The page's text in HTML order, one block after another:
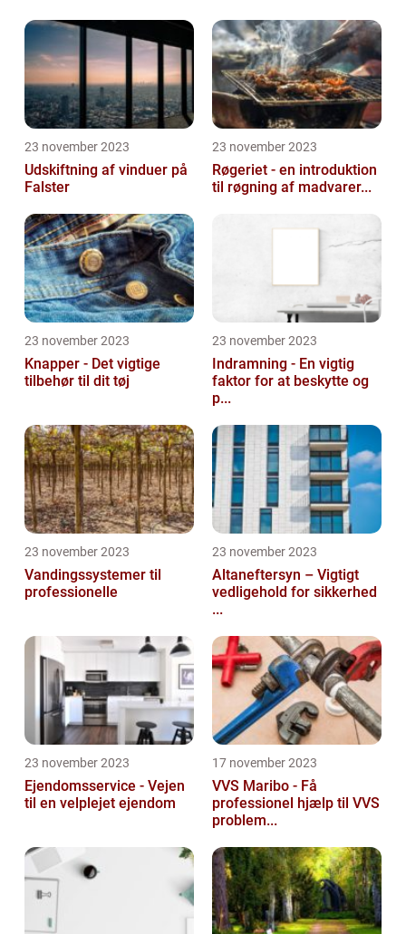
23 november 2023
Udskiftning af vinduer på
Falster
23 november 2023
Røgeriet - en introduktion
til røgning af madvarer...
23 november 2023
Knapper - Det vigtige
tilbehør til dit tøj
23 november 2023
Indramning - En vigtig
faktor for at beskytte og
p...
23 november 2023
Vandingssystemer til
professionelle
23 november 2023
Altaneftersyn – Vigtigt
vedligehold for sikkerhed
...
23 november 2023
Ejendomsservice - Vejen
til en velplejet ejendom
17 november 2023
VVS Maribo - Få
professionel hjælp til VVS
problem...